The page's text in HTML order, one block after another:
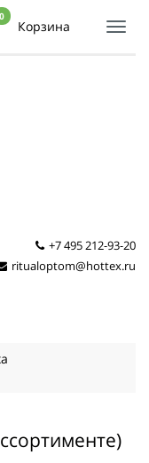
0
Корзина
+7 495 212-93-20
ritualoptom@hottex.ru